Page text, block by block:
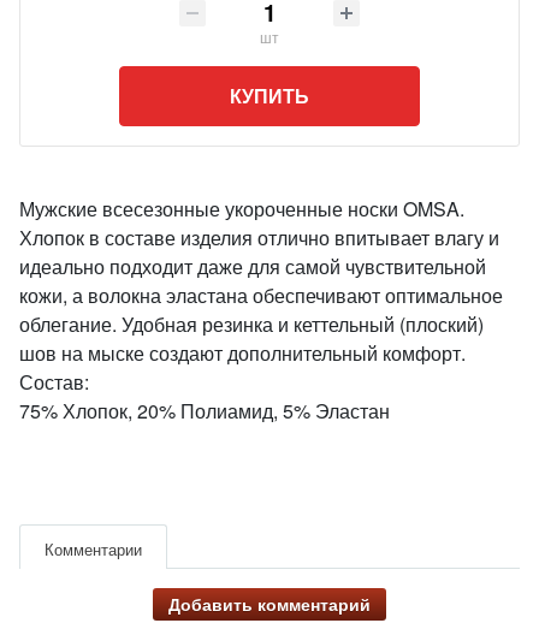
шт
КУПИТЬ
Мужские всесезонные укороченные носки OMSA.
Хлопок в составе изделия отлично впитывает влагу и
идеально подходит даже для самой чувствительной
кожи, а волокна эластана обеспечивают оптимальное
облегание. Удобная резинка и кеттельный (плоский)
шов на мыске создают дополнительный комфорт.
Состав:
75% Хлопок, 20% Полиамид, 5% Эластан
Комментарии
Добавить комментарий